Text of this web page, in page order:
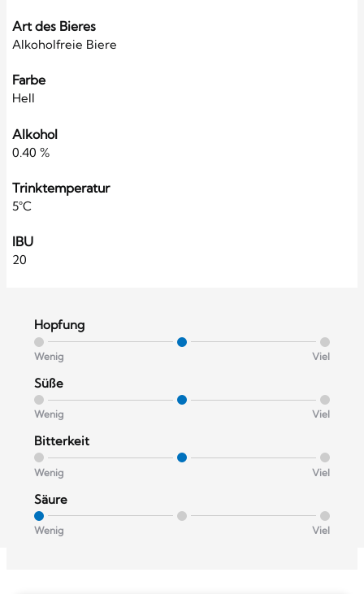
Art des Bieres
Alkoholfreie Biere
Farbe
Hell
Alkohol
0.40 %
Trinktemperatur
5°C
IBU
20
Hopfung
Wenig Viel
Süße
Wenig Viel
Bitterkeit
Wenig Viel
Säure
Wenig Viel